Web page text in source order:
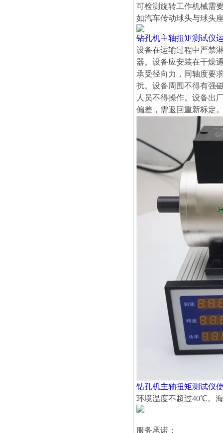
可检测旋转工作机械需
如汽车传动球头与球头
钻孔机主轴扭矩测试仪
设备在运输过程中严禁
器。设备应安装在干燥
承受径向力，同轴度要
扰。设备周围不得有强
人员不得操作。设备出
偏差，需返回重新标定
钻孔机主轴扭矩测试仪
环境温度不超过40℃。
服务承诺：